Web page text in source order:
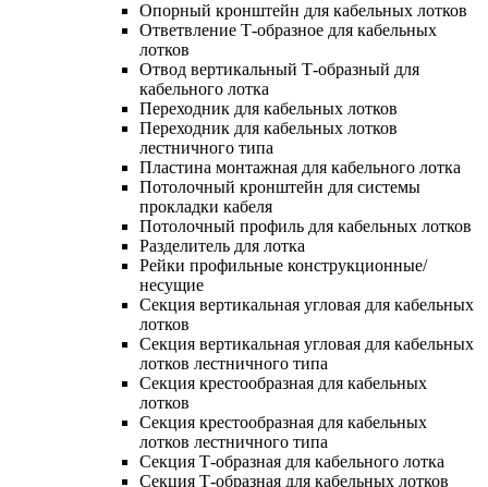
Опорный кронштейн для кабельных лотков
Ответвление Т-образное для кабельных
лотков
Отвод вертикальный Т-образный для
кабельного лотка
Переходник для кабельных лотков
Переходник для кабельных лотков
лестничного типа
Пластина монтажная для кабельного лотка
Потолочный кронштейн для системы
прокладки кабеля
Потолочный профиль для кабельных лотков
Разделитель для лотка
Рейки профильные конструкционные/
несущие
Секция вертикальная угловая для кабельных
лотков
Секция вертикальная угловая для кабельных
лотков лестничного типа
Секция крестообразная для кабельных
лотков
Секция крестообразная для кабельных
лотков лестничного типа
Секция Т-образная для кабельного лотка
Секция Т-образная для кабельных лотков